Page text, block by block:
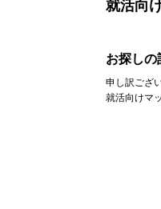
就活向
お探しの
申し訳ござ
就活向けマ